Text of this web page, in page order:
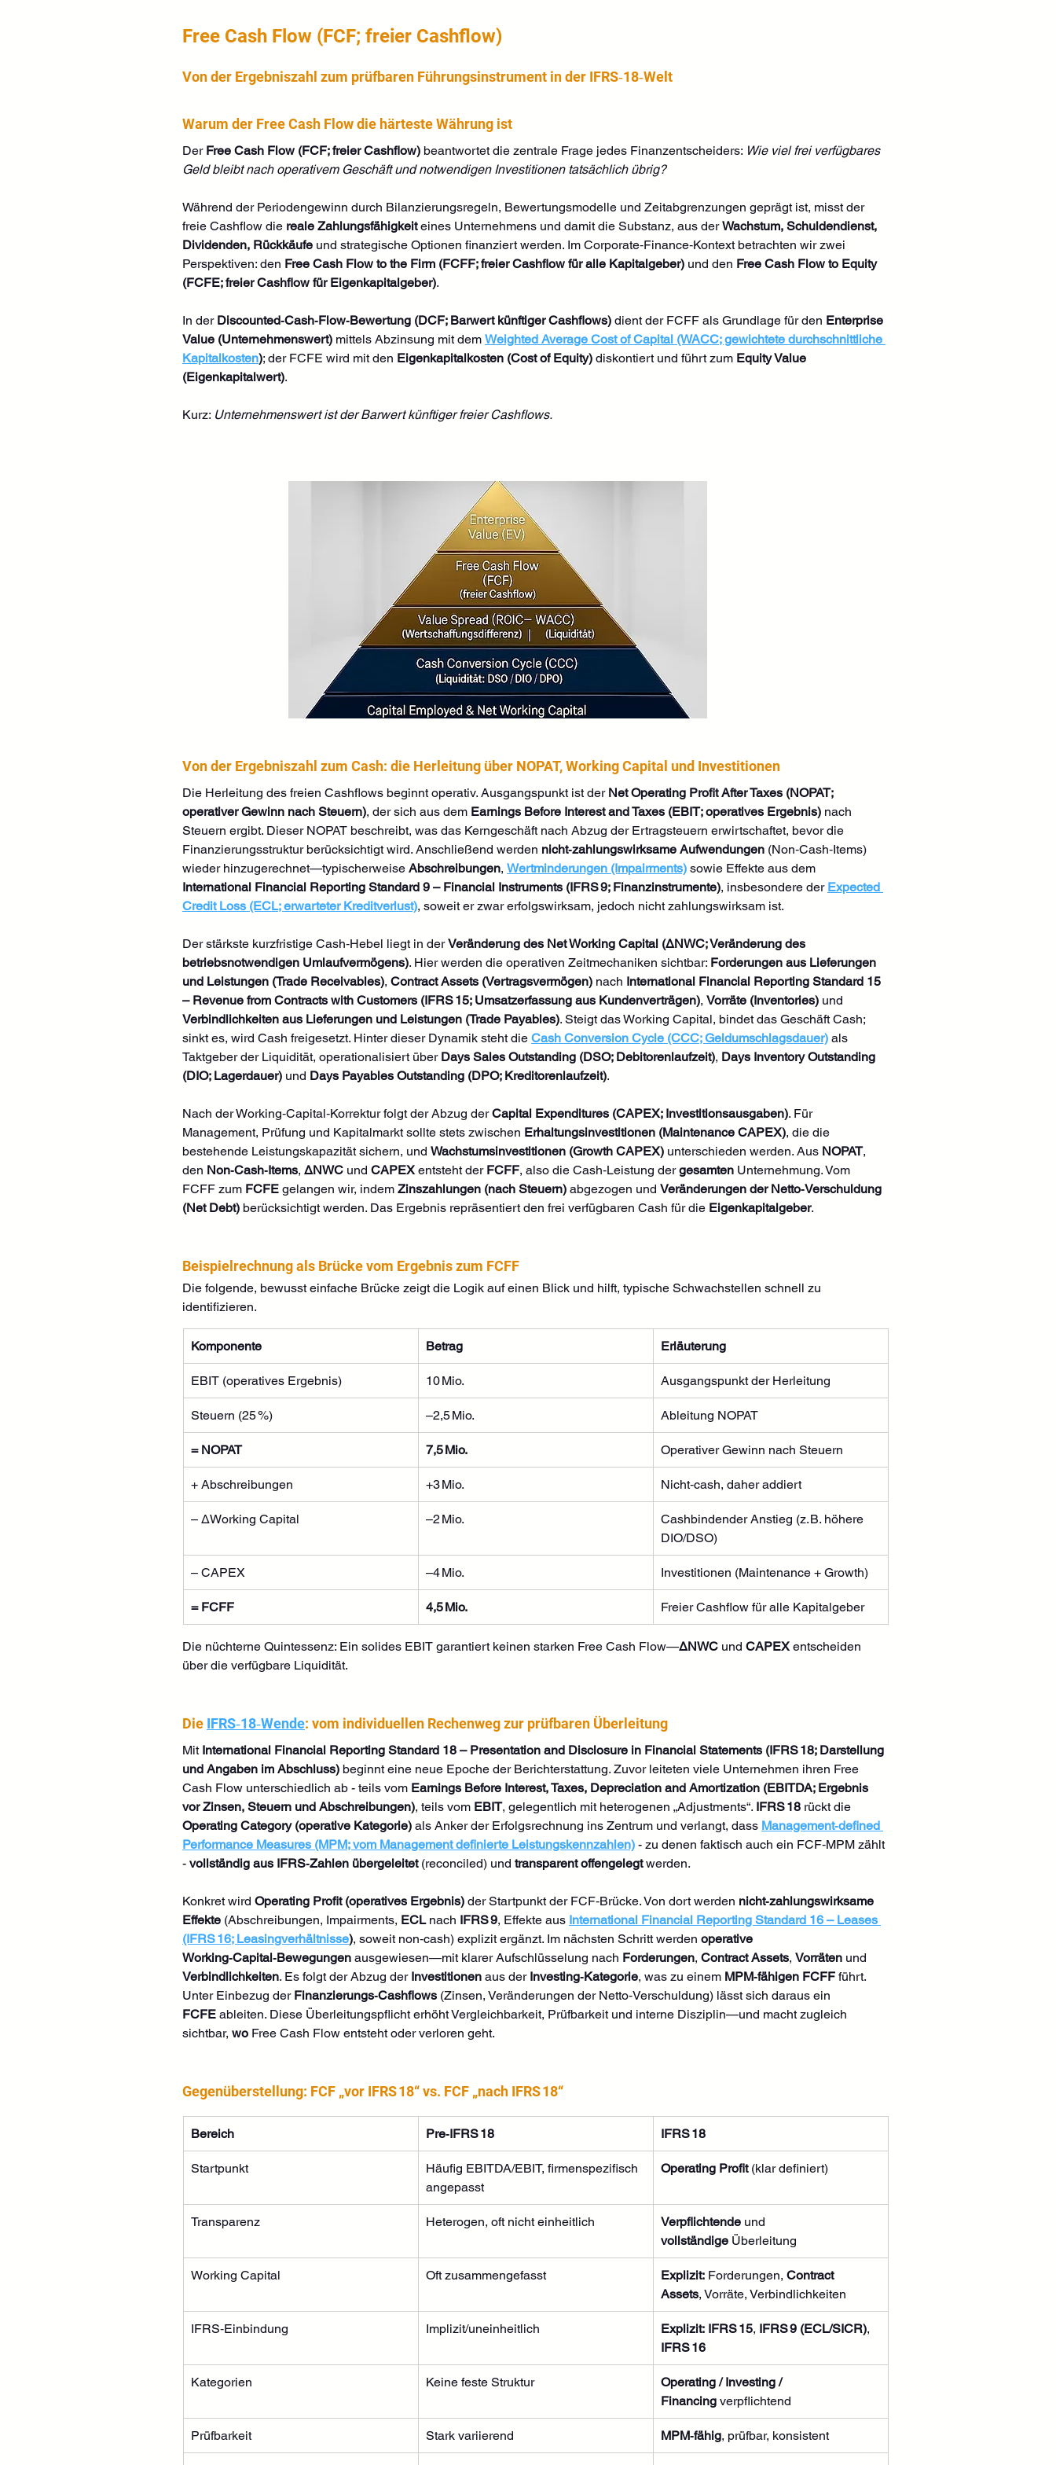
Free Cash Flow (FCF; freier Cashflow)
Von der Ergebniszahl zum prüfbaren Führungsinstrument in der IFRS‑18‑Welt
Warum der Free Cash Flow die härteste Währung ist
Der Free Cash Flow (FCF; freier Cashflow) beantwortet die zentrale Frage jedes Finanzentscheiders: Wie viel frei verfügbares
Geld bleibt nach operativem Geschäft und notwendigen Investitionen tatsächlich übrig?
Während der Periodengewinn durch Bilanzierungsregeln, Bewertungsmodelle und Zeitabgrenzungen geprägt ist, misst der
freie Cashflow die reale Zahlungsfähigkeit eines Unternehmens und damit die Substanz, aus der Wachstum, Schuldendienst,
Dividenden, Rückkäufe und strategische Optionen finanziert werden. Im Corporate‑Finance‑Kontext betrachten wir zwei
Perspektiven: den Free Cash Flow to the Firm (FCFF; freier Cashflow für alle Kapitalgeber) und den Free Cash Flow to Equity
(FCFE; freier Cashflow für Eigenkapitalgeber).
In der Discounted‑Cash‑Flow‑Bewertung (DCF; Barwert künftiger Cashflows) dient der FCFF als Grundlage für den Enterprise
Value (Unternehmenswert) mittels Abzinsung mit dem Weighted Average Cost of Capital (WACC; gewichtete durchschnittliche
Kapitalkosten); der FCFE wird mit den Eigenkapitalkosten (Cost of Equity) diskontiert und führt zum Equity Value
(Eigenkapitalwert).
Kurz: Unternehmenswert ist der Barwert künftiger freier Cashflows.
Von der Ergebniszahl zum Cash: die Herleitung über NOPAT, Working Capital und Investitionen
Die Herleitung des freien Cashflows beginnt operativ. Ausgangspunkt ist der Net Operating Profit After Taxes (NOPAT;
operativer Gewinn nach Steuern), der sich aus dem Earnings Before Interest and Taxes (EBIT; operatives Ergebnis) nach
Steuern ergibt. Dieser NOPAT beschreibt, was das Kerngeschäft nach Abzug der Ertragsteuern erwirtschaftet, bevor die
Finanzierungsstruktur berücksichtigt wird. Anschließend werden nicht‑zahlungswirksame Aufwendungen (Non‑Cash‑Items)
wieder hinzugerechnet—typischerweise Abschreibungen, Wertminderungen (Impairments) sowie Effekte aus dem
International Financial Reporting Standard 9 – Financial Instruments (IFRS 9; Finanzinstrumente), insbesondere der Expected
Credit Loss (ECL; erwarteter Kreditverlust), soweit er zwar erfolgswirksam, jedoch nicht zahlungswirksam ist.
Der stärkste kurzfristige Cash‑Hebel liegt in der Veränderung des Net Working Capital (ΔNWC; Veränderung des
betriebsnotwendigen Umlaufvermögens). Hier werden die operativen Zeitmechaniken sichtbar: Forderungen aus Lieferungen
und Leistungen (Trade Receivables), Contract Assets (Vertragsvermögen) nach International Financial Reporting Standard 15
– Revenue from Contracts with Customers (IFRS 15; Umsatzerfassung aus Kundenverträgen), Vorräte (Inventories) und
Verbindlichkeiten aus Lieferungen und Leistungen (Trade Payables). Steigt das Working Capital, bindet das Geschäft Cash;
sinkt es, wird Cash freigesetzt. Hinter dieser Dynamik steht die Cash Conversion Cycle (CCC; Geldumschlagsdauer) als
Taktgeber der Liquidität, operationalisiert über Days Sales Outstanding (DSO; Debitorenlaufzeit), Days Inventory Outstanding
(DIO; Lagerdauer) und Days Payables Outstanding (DPO; Kreditorenlaufzeit).
Nach der Working‑Capital‑Korrektur folgt der Abzug der Capital Expenditures (CAPEX; Investitionsausgaben). Für
Management, Prüfung und Kapitalmarkt sollte stets zwischen Erhaltungsinvestitionen (Maintenance CAPEX), die die
bestehende Leistungskapazität sichern, und Wachstumsinvestitionen (Growth CAPEX) unterschieden werden. Aus NOPAT,
den Non‑Cash‑Items, ΔNWC und CAPEX entsteht der FCFF, also die Cash‑Leistung der gesamten Unternehmung. Vom
FCFF zum FCFE gelangen wir, indem Zinszahlungen (nach Steuern) abgezogen und Veränderungen der Netto‑Verschuldung
(Net Debt) berücksichtigt werden. Das Ergebnis repräsentiert den frei verfügbaren Cash für die Eigenkapitalgeber.
Beispielrechnung als Brücke vom Ergebnis zum FCFF
Die folgende, bewusst einfache Brücke zeigt die Logik auf einen Blick und hilft, typische Schwachstellen schnell zu
identifizieren.
Komponente Betrag Erläuterung
EBIT (operatives Ergebnis) 10 Mio. Ausgangspunkt der Herleitung
Steuern (25 %) –2,5 Mio. Ableitung NOPAT
= NOPAT 7,5 Mio. Operativer Gewinn nach Steuern
+ Abschreibungen +3 Mio. Nicht‑cash, daher addiert
– ΔWorking Capital –2 Mio.
Cashbindender Anstieg (z. B. höhere
DIO/DSO)
– CAPEX –4 Mio. Investitionen (Maintenance + Growth)
= FCFF 4,5 Mio. Freier Cashflow für alle Kapitalgeber
Die nüchterne Quintessenz: Ein solides EBIT garantiert keinen starken Free Cash Flow—ΔNWC und CAPEX entscheiden
über die verfügbare Liquidität.
Die IFRS‑18‑Wende: vom individuellen Rechenweg zur prüfbaren Überleitung
Mit International Financial Reporting Standard 18 – Presentation and Disclosure in Financial Statements (IFRS 18; Darstellung
und Angaben im Abschluss) beginnt eine neue Epoche der Berichterstattung. Zuvor leiteten viele Unternehmen ihren Free
Cash Flow unterschiedlich ab - teils vom Earnings Before Interest, Taxes, Depreciation and Amortization (EBITDA; Ergebnis
vor Zinsen, Steuern und Abschreibungen), teils vom EBIT, gelegentlich mit heterogenen „Adjustments“. IFRS 18 rückt die
Operating Category (operative Kategorie) als Anker der Erfolgsrechnung ins Zentrum und verlangt, dass Management‑defined
Performance Measures (MPM; vom Management definierte Leistungskennzahlen) - zu denen faktisch auch ein FCF‑MPM zählt
- vollständig aus IFRS‑Zahlen übergeleitet (reconciled) und transparent offengelegt werden.
Konkret wird Operating Profit (operatives Ergebnis) der Startpunkt der FCF‑Brücke. Von dort werden nicht‑zahlungswirksame
Effekte (Abschreibungen, Impairments, ECL nach IFRS 9, Effekte aus International Financial Reporting Standard 16 – Leases
(IFRS 16; Leasingverhältnisse), soweit non‑cash) explizit ergänzt. Im nächsten Schritt werden operative
Working‑Capital‑Bewegungen ausgewiesen—mit klarer Aufschlüsselung nach Forderungen, Contract Assets, Vorräten und
Verbindlichkeiten. Es folgt der Abzug der Investitionen aus der Investing‑Kategorie, was zu einem MPM‑fähigen FCFF führt.
Unter Einbezug der Finanzierungs‑Cashflows (Zinsen, Veränderungen der Netto‑Verschuldung) lässt sich daraus ein
FCFE ableiten. Diese Überleitungspflicht erhöht Vergleichbarkeit, Prüfbarkeit und interne Disziplin—und macht zugleich
sichtbar, wo Free Cash Flow entsteht oder verloren geht.
Gegenüberstellung: FCF „vor IFRS 18“ vs. FCF „nach IFRS 18“
Bereich Pre‑IFRS 18 IFRS 18
Startpunkt
Häufig EBITDA/EBIT, firmenspezifisch
angepasst
Operating Profit (klar definiert)
Transparenz Heterogen, oft nicht einheitlich Verpflichtende und
vollständige Überleitung
Working Capital Oft zusammengefasst Explizit: Forderungen, Contract
Assets, Vorräte, Verbindlichkeiten
IFRS‑Einbindung Implizit/uneinheitlich Explizit: IFRS 15, IFRS 9 (ECL/SICR),
IFRS 16
Kategorien Keine feste Struktur
Operating / Investing /
Financing verpflichtend
Prüfbarkeit Stark variierend MPM‑fähig, prüfbar, konsistent